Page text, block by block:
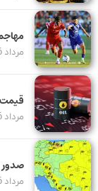
مرداد 16, 1405
مرداد 16, 1405
صدور
مرداد 16, 1405